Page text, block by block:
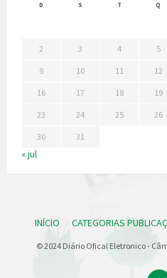
D S T Q
2 3 4 5
9 10 11 12
16 17 18 19
23 24 25 26
30 31
« jul
INÍCIO CATEGORIAS
© 2024 Diário Ofical Eletronico -